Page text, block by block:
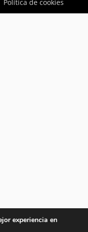
Política de cookies
experiencia en